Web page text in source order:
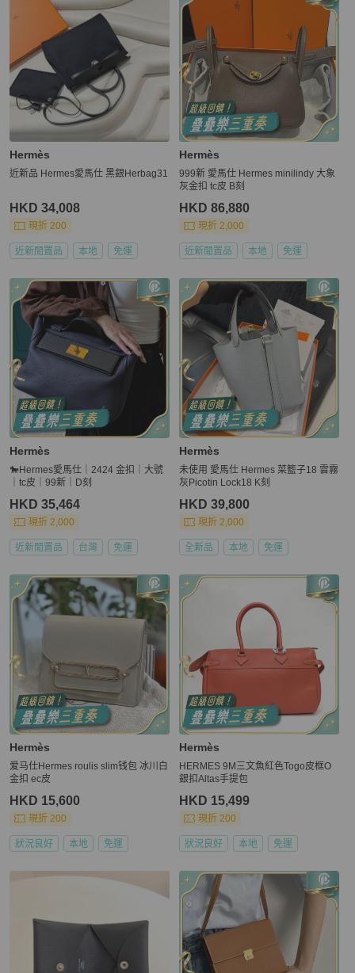
Hermès
近新品 Hermes愛馬仕 黑銀Herbag31
HKD 34,008
現折 200
近新閒置品 本地 免運
Hermès
999新 愛馬仕 Hermes minilindy 大象
灰金扣 tc皮 B刻
HKD 86,880
現折 2,000
近新閒置品 本地 免運
Hermès
🐎Hermes愛馬仕｜2424 金扣｜大號
｜tc皮｜99新｜D刻
HKD 35,464
現折 2,000
近新閒置品 台灣 免運
Hermès
未使用 愛馬仕 Hermes 菜籃子18 雲霧
灰Picotin Lock18 K刻
HKD 39,800
現折 2,000
全新品 本地 免運
Hermès
爱马仕Hermes roulis slim钱包 冰川白
金扣 ec皮
HKD 15,600
現折 200
狀況良好 本地 免運
Hermès
HERMES 9M三文魚紅色Togo皮框O
銀扣Altas手提包
HKD 15,499
現折 200
狀況良好 本地 免運